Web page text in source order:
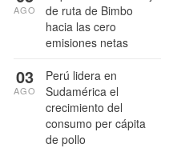
de ruta de Bimbo
hacia las cero
emisiones netas
AGO
Perú lidera en
Sudamérica el
crecimiento del
consumo per cápita
de pollo
03
AGO